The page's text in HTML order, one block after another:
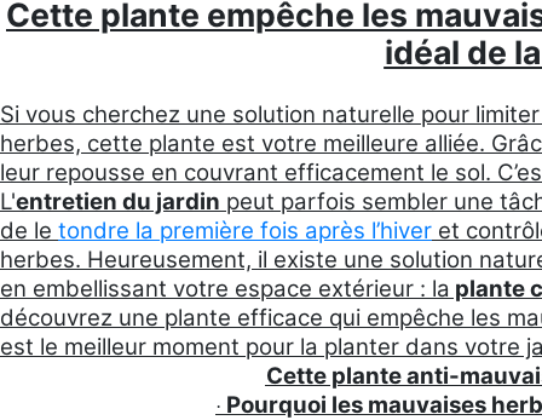
Cette plante empêche les
idéal de
Si vous cherchez une solution naturelle pour
herbes, cette plante est votre meilleure alliée.
leur repousse en couvrant efficacement le sol.
L'entretien du jardin peut parfois sembler une
de le tondre la première fois après l’hiver et
herbes. Heureusement, il existe une solution
en embellissant votre espace extérieur : la plante
découvrez une plante efficace qui empêche les
est le meilleur moment pour la planter dans votre
Cette plante anti-
· Pourquoi les mauvaises